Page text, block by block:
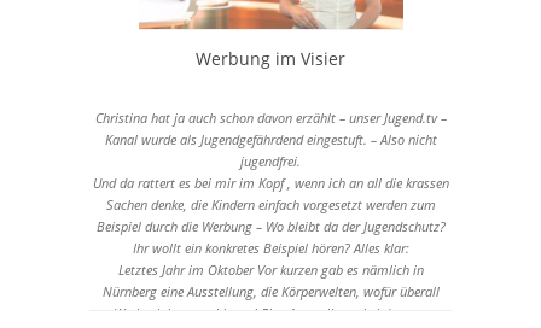
Werbung im Visier
Christina hat ja auch schon davon erzählt – unser Jugend.tv –
Kanal wurde als Jugendgefährdend eingestuft. – Also nicht
jugendfrei.
Und da rattert es bei mir im Kopf , wenn ich an all die krassen
Sachen denke, die Kindern einfach vorgesetzt werden zum
Beispiel durch die Werbung – Wo bleibt da der Jugendschutz?
Ihr wollt ein konkretes Beispiel hören? Alles klar:
Letztes Jahr im Oktober Vor kurzen gab es nämlich in
Nürnberg eine Ausstellung, die Körperwelten, wofür überall
Werbeplakate aushingen! Eine Ausstellung, bei der tote